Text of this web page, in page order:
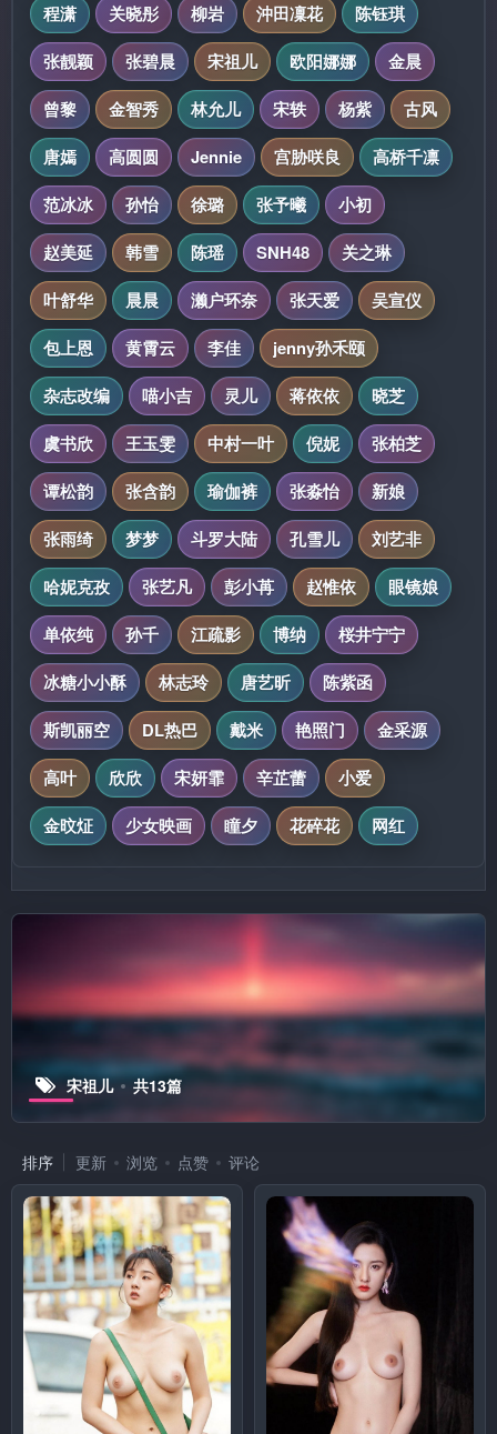
程潇
关晓彤 柳岩 沖田凜花
陈钰琪
张靓颖
张碧晨 宋祖儿 欧阳娜娜
金晨
曾黎
金智秀 林允儿 宋轶 杨紫
古风
唐嫣
高圆圆 Jennie 宫胁咲良
高桥千凛
范冰冰
孙怡 徐璐 张予曦
小初
赵美延
韩雪 陈瑶 SNH48
关之琳
叶舒华
晨晨 濑户环奈 张天爱
吴宣仪
包上恩
黄霄云 李佳
jenny孙禾颐
杂志改编
喵小吉 灵儿 蒋依依
晓芝
虞书欣
王玉雯 中村一叶 倪妮
张柏芝
谭松韵
张含韵 瑜伽裤 张淼怡
新娘
张雨绮
梦梦 斗罗大陆 孔雪儿
刘艺非
哈妮克孜
张艺凡 彭小苒 赵惟依
眼镜娘
单依纯
孙千 江疏影 博纳
桜井宁宁
冰糖小小酥
林志玲 唐艺昕
陈紫函
斯凯丽空
DL热巴 戴米 艳照门
金采源
高叶
欣欣 宋妍霏 辛芷蕾
小爱
金旼炡
少女映画 瞳夕 花碎花 网红
宋祖儿 共13篇
排序 更新 浏览 点赞 评论